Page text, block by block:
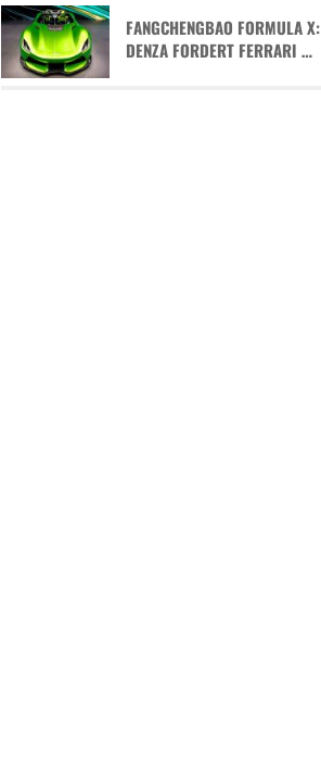
FANGCHENGBAO FORMULA X:
DENZA FORDERT FERRARI …